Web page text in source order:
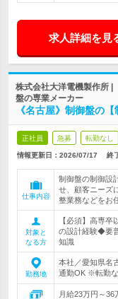
求人詳細を見
株式会社大洋電機製作所 |
盤の専業メーカー
《名古屋》制御盤の
正社員 急募 転勤なし
情報更新日：2026/07/17 終
仕事内容
制御盤の制御設
せ、顧客ニーズ
整業務などをお
対象と
なる方
【必須】高専
の設計経験◆要
知識
勤務地
本社／愛知県名
通勤OK ※転勤
月給23万円～